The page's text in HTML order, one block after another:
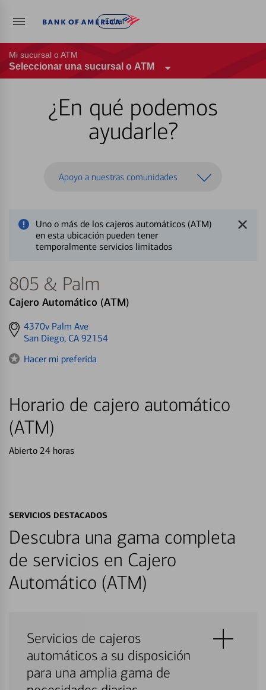
Entrar
Mi sucursal o ATM
Seleccionar una sucursal o ATM
¿En qué podemos
ayudarle?
Apoyo a nuestras comunidades
Uno o más de los cajeros automáticos (ATM)
en esta ubicación pueden tener
temporalmente servicios limitados
805 & Palm
Cajero Automático (ATM)
Get
directions
4370v Palm Ave
San Diego, CA 92154
Hacer mi preferida
Horario de cajero automático
(ATM)
Abierto 24 horas
SERVICIOS DESTACADOS
Descubra una gama completa
de servicios en Cajero
Automático (ATM)
Servicios de cajeros
automáticos a su disposición
para una amplia gama de